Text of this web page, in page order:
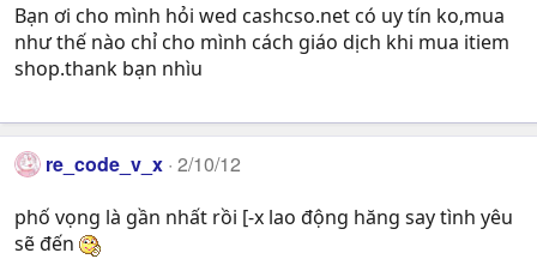
Bạn ơi cho mình hỏi wed cashcso.net có uy tín ko,mua
như thế nào chỉ cho mình cách giáo dịch khi mua itiem
shop.thank bạn nhìu
re_code_v_x 2/10/12
phố vọng là gần nhất rồi [-x lao động hăng say tình yêu
sẽ đến